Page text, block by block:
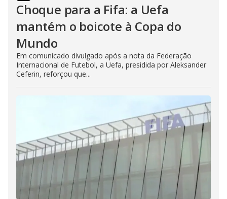
Choque para a Fifa: a Uefa
mantém o boicote à Copa do
Mundo
Em comunicado divulgado após a nota da Federação
Internacional de Futebol, a Uefa, presidida por Aleksander
Ceferin, reforçou que...